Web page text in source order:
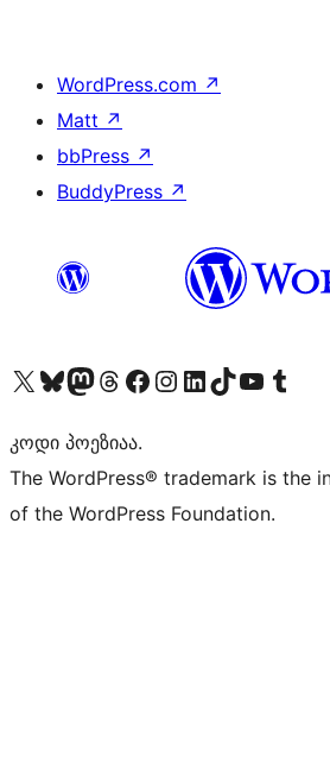
WordPress.com ↗
Matt ↗
bbPress ↗
BuddyPress ↗
Visit our X (formerly Twitter) account
Visit our Bluesky account
Visit our Mastodon account
Visit our Threads account
Visit our Facebook page
Visit our Instagram account
Visit our LinkedIn account
Visit our TikTok account
Visit our YouTube channel
Visit our
კოდი პოეზიაა.
The WordPress® trademark is the
of the WordPress Foundation.